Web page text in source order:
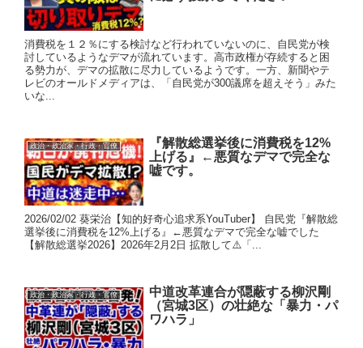
消費税を１２％にする検討など行われていないのに、自民党が検
討しているようなデマが流れています。高市政権が存続すると困
る勢力が、デマの拡散に尽力しているようです。一方、新聞やテ
レビのオールドメディアは、「自民党が300議席を超えそう」みた
いな...
政治・政治家・行政・官僚
『解散総選挙後に消費税を12%
上げる』←悪質なデマで完全な
嘘です。
2026/02/02 葵栄治【知的好奇心追求系YouTuber】 自民党『解散総
選挙後に消費税を12%上げる』←悪質なデマで完全な嘘でした
【解散総選挙2026】2026年2月2日 拡散して⚠️「...
政治・政治家・行政・官僚
中道改革連合が隠蔽する柳沢剛
（宮城3区）の壮絶な「暴力・パ
ワハラ」